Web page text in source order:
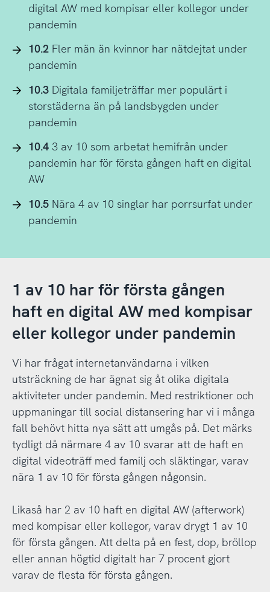
digital AW med kompisar eller kollegor under
pandemin
10.2Fler män än kvinnor har nätdejtat under
pandemin
10.3Digitala familjeträffar mer populärt i
storstäderna än på landsbygden under
pandemin
10.43 av 10 som arbetat hemifrån under
pandemin har för första gången haft en digital
AW
10.5Nära 4 av 10 singlar har porrsurfat under
pandemin
1 av 10 har för första gången
haft en digital AW med kompisar
eller kollegor under pandemin
Vi har frågat internetanvändarna i vilken
utsträckning de har ägnat sig åt olika digitala
aktiviteter under pandemin. Med restriktioner och
uppmaningar till social distansering har vi i många
fall behövt hitta nya sätt att umgås på. Det märks
tydligt då närmare 4 av 10 svarar att de haft en
digital videoträff med familj och släktingar, varav
nära 1 av 10 för första gången någonsin.
Likaså har 2 av 10 haft en digital AW (afterwork)
med kompisar eller kollegor, varav drygt 1 av 10
för första gången. Att delta på en fest, dop, bröllop
eller annan högtid digitalt har 7 procent gjort
varav de flesta för första gången.